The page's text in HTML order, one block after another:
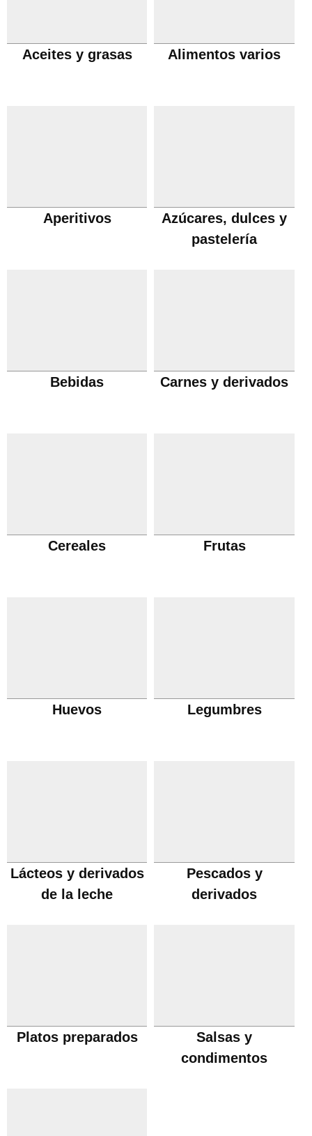
Aceites y grasas Alimentos varios
Aperitivos
Azúcares, dulces y
pastelería
Bebidas Carnes y derivados
Cereales Frutas
Huevos Legumbres
Lácteos y derivados
de la leche
Pescados y
derivados
Platos preparados
Salsas y
condimentos